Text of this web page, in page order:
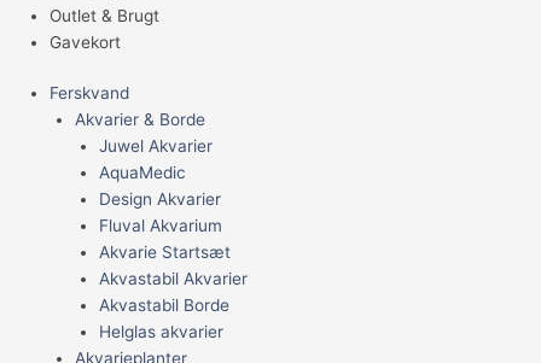
Outlet & Brugt
Gavekort
Ferskvand
Akvarier & Borde
Juwel Akvarier
AquaMedic
Design Akvarier
Fluval Akvarium
Akvarie Startsæt
Akvastabil Akvarier
Akvastabil Borde
Helglas akvarier
Akvarieplanter